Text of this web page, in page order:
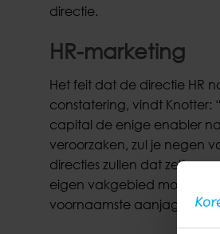
directie.
HR-marketing
Het feit dat de directie HR
constatering, vindt Knotter:
capital de enige enabler
veroorzaken, zul je negen
directies zullen dat zelf op
eigen vakgebied moet
voornaamste aanjager van